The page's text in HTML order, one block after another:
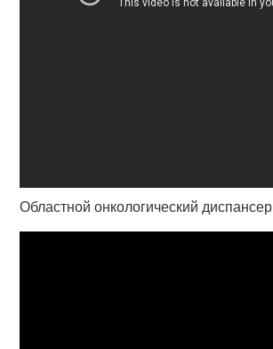
Областной онкологический диспансер